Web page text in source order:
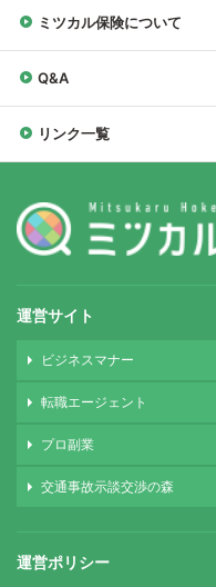
ミツカル保険について
Q&A
リンク一覧
運営サイト
ビジネスマナー
転職エージェント
プロ副業
交通事故示談交渉の森
運営ポリシー